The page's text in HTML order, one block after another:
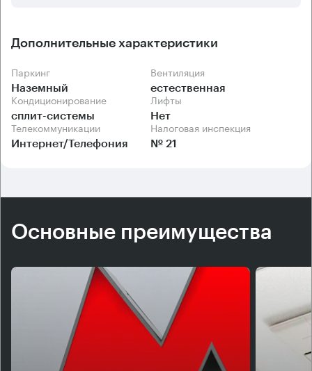
Дополнительные характеристики
Паркинг
Наземный
Вентиляция
естественная
Кондиционирование
сплит-системы
Лифты
Нет
Телекоммуникации
Интернет/Телефония
Налоговая инспекция
№ 21
Основные преимущества